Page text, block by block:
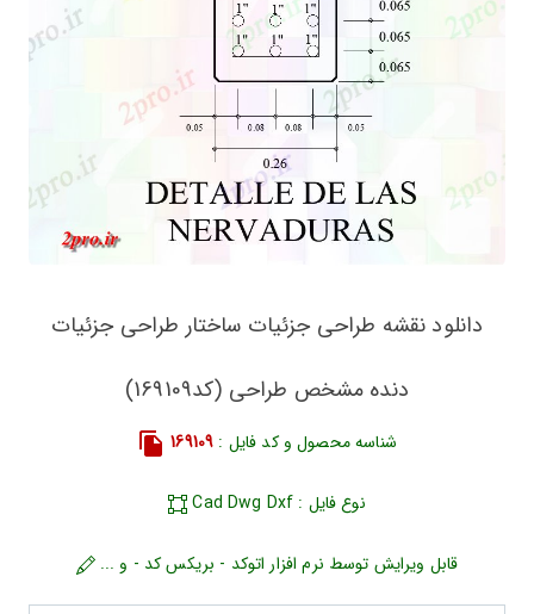
دانلود نقشه طراحی جزئیات ساختار طراحی جزئیات
دنده مشخص طراحی (کد169109)
شناسه محصول و کد فایل : 169109
نوع فایل : Cad Dwg Dxf
قابل ویرایش توسط نرم افزار اتوکد - بریکس کد - و ...